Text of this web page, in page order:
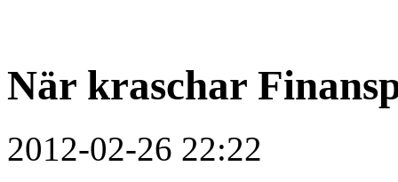
När kraschar
2012-02-26 22:22